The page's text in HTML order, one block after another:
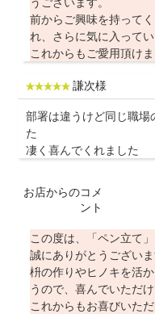
前からご興味を持って
れ、さらに気に入って
これからもご愛用頂け
謙次様
部署は違うけど同じ職場
た
凄く喜んでくれました
お店からのコメ
ント
この度は、「ペン立て
誠にありがとうございま
枡の作りやヒノキを活
うので、喜んでいただ
これからもお喜びいた